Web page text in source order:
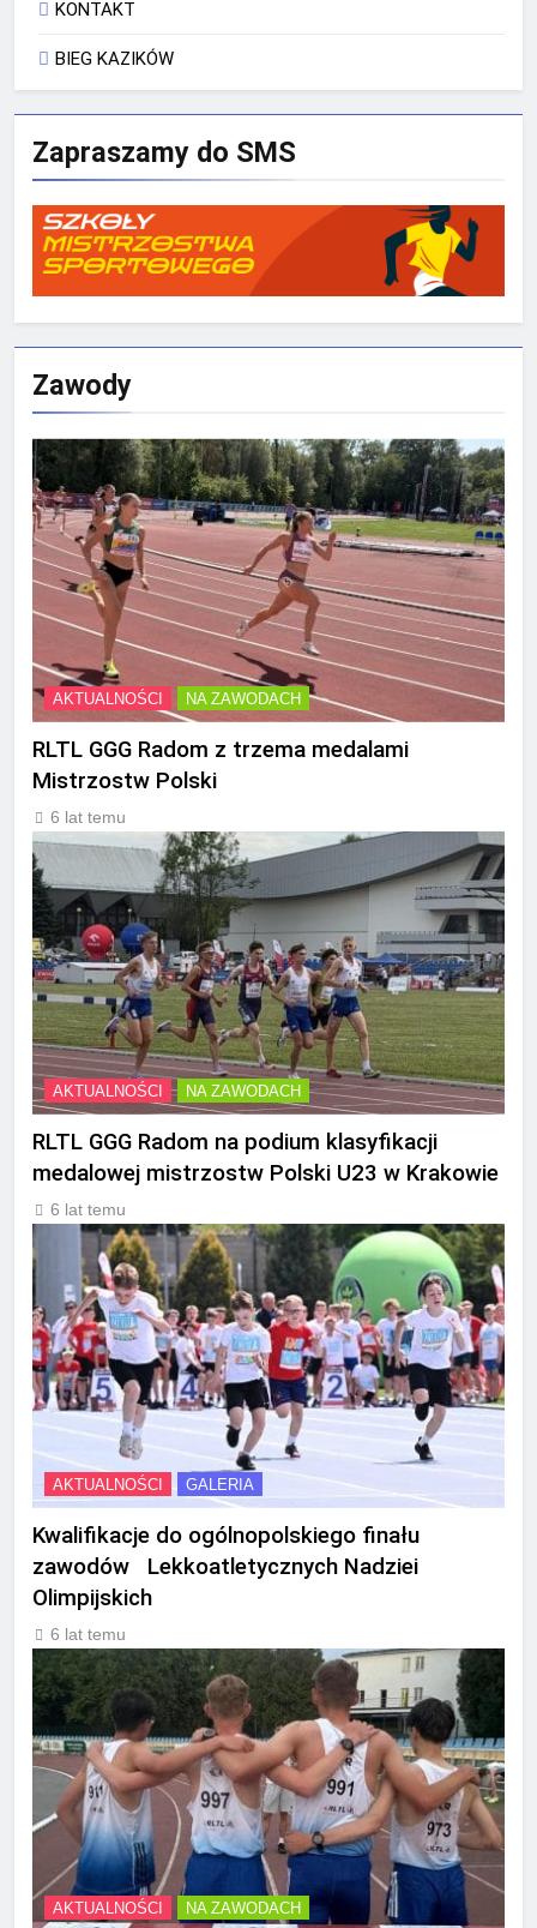
KONTAKT
BIEG KAZIKÓW
Zapraszamy do SMS
Zawody
AKTUALNOŚCI NA ZAWODACH
RLTL GGG Radom z trzema medalami
Mistrzostw Polski
6 lat temu
AKTUALNOŚCI NA ZAWODACH
RLTL GGG Radom na podium klasyfikacji
medalowej mistrzostw Polski U23 w Krakowie
6 lat temu
AKTUALNOŚCI GALERIA
Kwalifikacje do ogólnopolskiego finału
zawodów Lekkoatletycznych Nadziei
Olimpijskich
6 lat temu
AKTUALNOŚCI NA ZAWODACH